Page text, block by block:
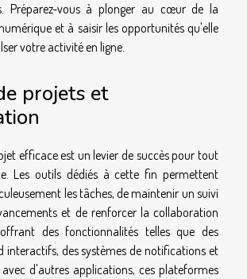
Préparez-vous à plonger au cœur de la
et à saisir les opportunités qu'elle
votre activité en ligne.
projets et
efficace est un levier de succès pour tout
Les outils dédiés à cette fin permettent
les tâches, de maintenir un suivi
et de renforcer la collaboration
des fonctionnalités telles que des
interactifs, des systèmes de notifications et
d'autres applications, ces plateformes